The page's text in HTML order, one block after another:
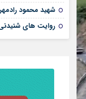
شهید محمود
روایت های